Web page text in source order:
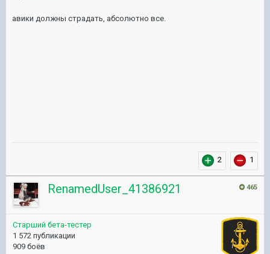
авики должны страдать, абсолютно все.
2 1
465
RenamedUser_41386921
Старший бета-тестер
1 572 публикации
909 боёв